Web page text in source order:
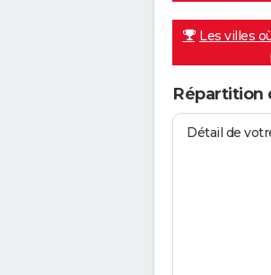
Les villes
Répartition
Détail de